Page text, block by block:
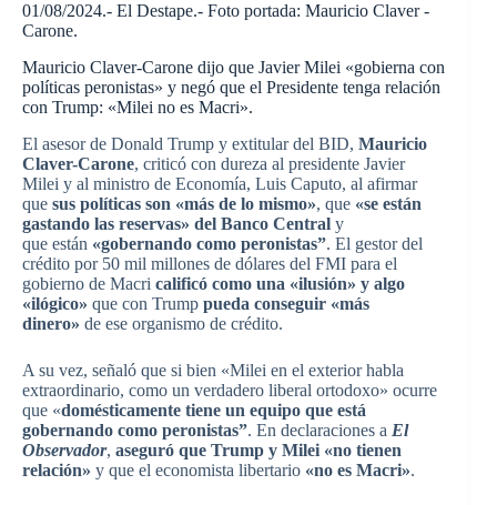
01/08/2024.- El Destape.- Foto portada: Mauricio Claver -
Carone.
Mauricio Claver-Carone dijo que Javier Milei «gobierna con
políticas peronistas» y negó que el Presidente tenga relación
con Trump: «Milei no es Macri».
El asesor de Donald Trump y extitular del BID, Mauricio
Claver-Carone, criticó con dureza al presidente Javier
Milei y al ministro de Economía, Luis Caputo, al afirmar
que sus políticas son «más de lo mismo», que «se están
gastando las reservas» del Banco Central y
que están «gobernando como peronistas”. El gestor del
crédito por 50 mil millones de dólares del FMI para el
gobierno de Macri calificó como una «ilusión» y algo
«ilógico» que con Trump pueda conseguir «más
dinero» de ese organismo de crédito.
A su vez, señaló que si bien «Milei en el exterior habla
extraordinario, como un verdadero liberal ortodoxo» ocurre
que «domésticamente tiene un equipo que está
gobernando como peronistas”. En declaraciones a El
Observador, aseguró que Trump y Milei «no tienen
relación» y que el economista libertario «no es Macri».